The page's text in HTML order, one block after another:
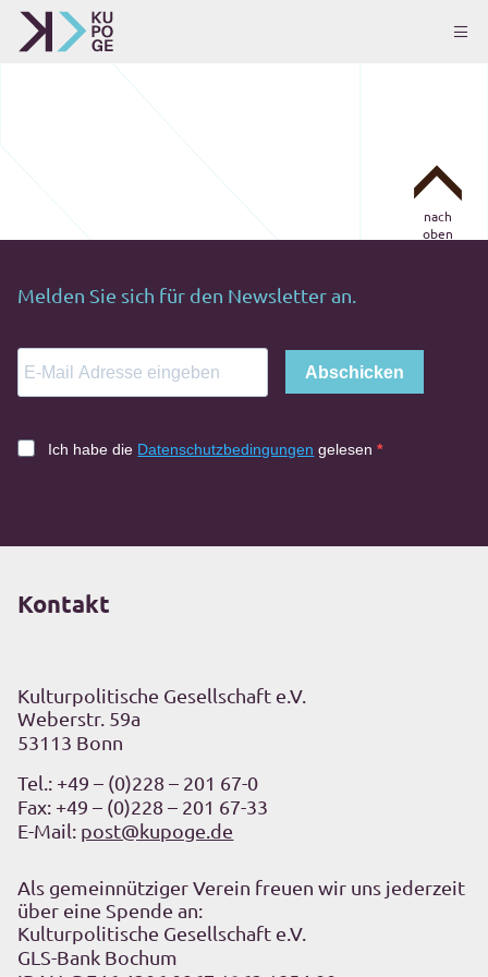
nach
oben
Melden Sie sich für den Newsletter an.
Abschicken
Ich habe die Datenschutzbedingungen gelesen
Kontakt
Kulturpolitische Gesellschaft e.V.
Weberstr. 59a
53113 Bonn
Tel.: +49 – (0)228 – 201 67-0
Fax: +49 – (0)228 – 201 67-33
E-Mail: post@kupoge.de
Als gemeinnütziger Verein freuen wir uns jederzeit
über eine Spende an:
Kulturpolitische Gesellschaft e.V.
GLS-Bank Bochum